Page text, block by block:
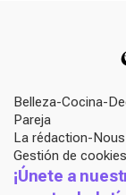
Belleza Cocina
Pareja
La rédaction
Gestión de cookies
¡Únete a